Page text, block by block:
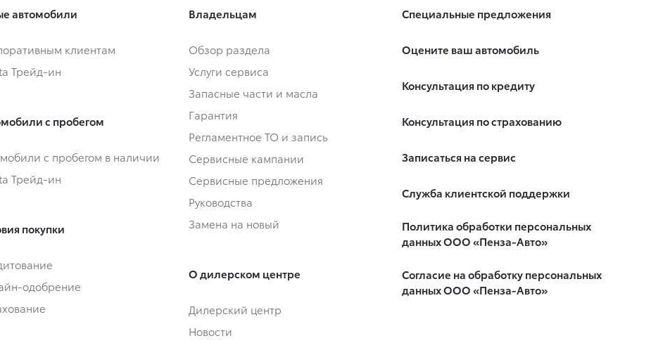
автомобили
клиентам
Трейд-ин
с пробегом
с пробегом в наличии
Трейд-ин
покупки
одобрение
Владельцам
Обзор раздела
Услуги сервиса
Запасные части и масла
Гарантия
Регламентное ТО и запись
Сервисные кампании
Сервисные предложения
Руководства
Замена на новый
О дилерском центре
Дилерский центр
Новости
Специальные предложения
Оцените ваш автомобиль
Консультация по кредиту
Консультация по страхованию
Записаться на сервис
Служба клиентской поддержки
Политика обработки персональных
данных ООО «Пенза-Авто»
Согласие на обработку персональных
данных ООО «Пенза-Авто»